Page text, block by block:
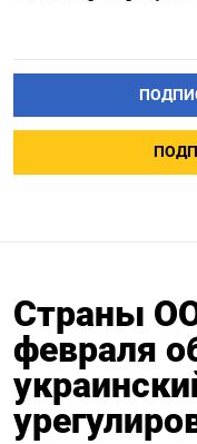
Страны
февраля